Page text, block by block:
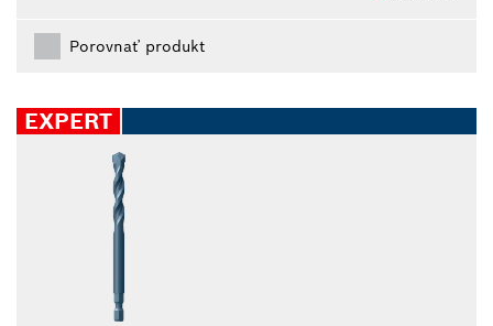
Porovnať produkt
EXPERT